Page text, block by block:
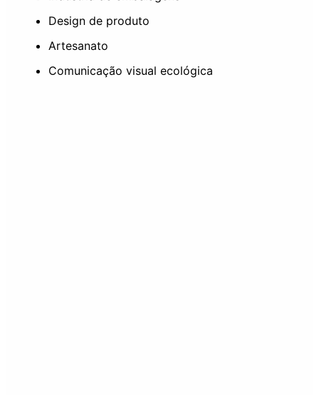
Design de produto
Artesanato
Comunicação visual ecológica